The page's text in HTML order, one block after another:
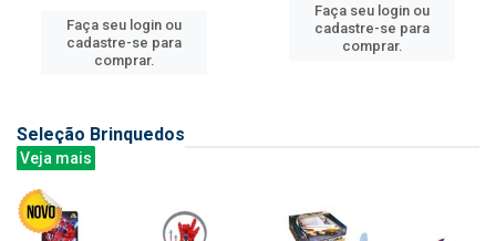
Faça seu login ou
cadastre-se para
comprar.
Faça seu login ou
cadastre-se para
comprar.
Seleção Brinquedos
Veja mais